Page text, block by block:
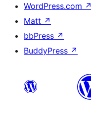
WordPress.com ↗
Matt ↗
bbPress ↗
BuddyPress ↗